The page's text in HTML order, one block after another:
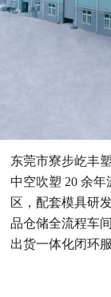
东莞市寮步屹丰
中空吹塑 20 余
区，配套模具研
品仓储全流程车
出货一体化闭环